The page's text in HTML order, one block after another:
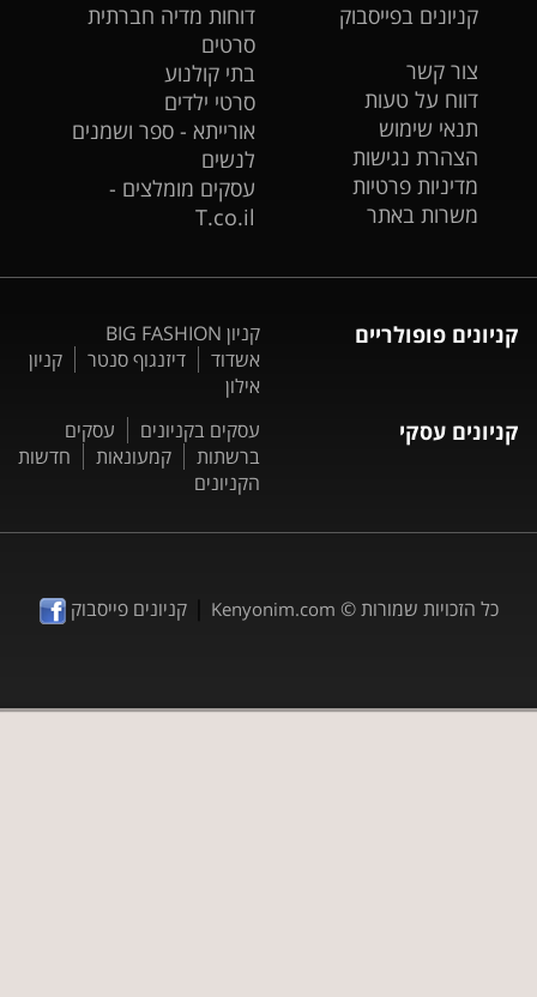
קניונים בפייסבוק
צור קשר
דווח על טעות
תנאי שימוש
הצהרת נגישות
מדיניות פרטיות
משרות באתר
דוחות מדיה חברתית
סרטים
בתי קולנוע
סרטי ילדים
אורייתא - ספר ושמנים
לנשים
עסקים מומלצים -
T.co.il
קניונים פופולריים
קניון BIG FASHION
אשדוד
דיזנגוף סנטר
קניון
אילון
קניונים עסקי עסקים בקניונים
עסקים
ברשתות
קמעונאות
חדשות
הקניונים
כל הזכויות שמורות © Kenyonim.com
|קניונים פייסבוק